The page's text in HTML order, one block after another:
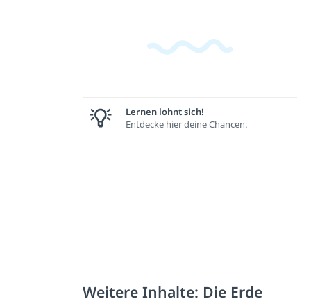
Lernen lohnt sich!
Entdecke hier deine Chancen.
Weitere Inhalte: Die Erde